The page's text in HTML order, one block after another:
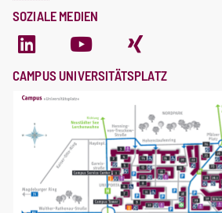
SOZIALE MEDIEN
CAMPUS UNIVERSITÄTSPLATZ